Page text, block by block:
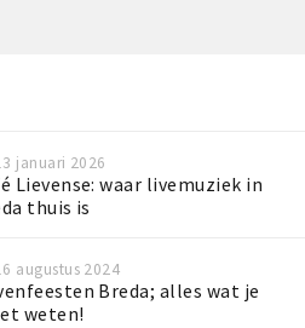
januari 2026
Lievense: waar livemuziek in
thuis is
augustus 2024
Breda; alles wat je
weten!